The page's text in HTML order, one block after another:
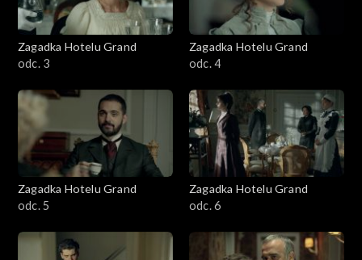
Zagadka Hotelu Grand
odc. 3
Zagadka Hotelu Grand
odc. 4
Zagadka Hotelu Grand
odc. 5
Zagadka Hotelu Grand
odc. 6